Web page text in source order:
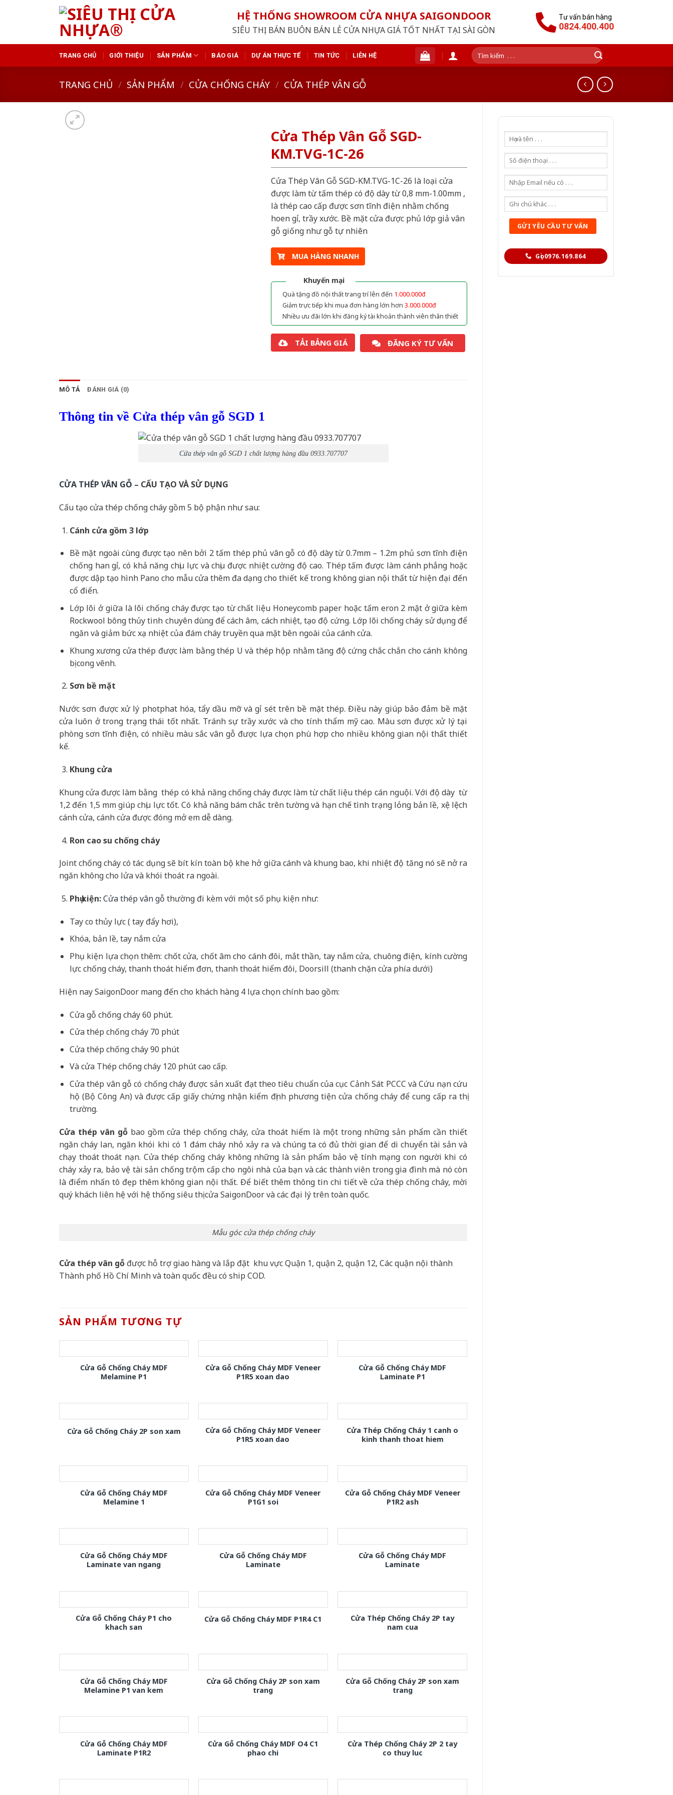
HỆ THỐNG SHOWROOM CỬA NHỰA SAIGONDOOR
SIÊU THỊ BÁN BUÔN BÁN LẺ CỬA NHỰA GIÁ TỐT NHẤT TẠI SÀI GÒN
Tư vấn bán hàng
0824.400.400
TRANG CHỦ GIỚI THIỆU SẢN PHẨM BÁO GIÁ DỰ ÁN THỰC TẾ TIN TỨC LIÊN HỆ
Tìm
kiếm:
TRANG CHỦ / SẢN PHẨM / CỬA CHỐNG CHÁY / CỬA THÉP VÂN GỖ
Gọi 0976.169.864
Cửa Thép Vân Gỗ SGD-
KM.TVG-1C-26
Cửa Thép Vân Gỗ SGD-KM.TVG-1C-26 là loại cửa
được làm từ tấm thép có độ dày từ 0,8 mm-1.00mm ,
là thép cao cấp được sơn tĩnh điện nhằm chống
hoen gỉ, trầy xước. Bề mặt cửa được phủ lớp giả vân
gỗ giống như gỗ tự nhiên
MUA HÀNG NHANH
Khuyến mại
Quà tặng đồ nội thất trang trí lên đến 1.000.000đ
Giảm trực tiếp khi mua đơn hàng lớn hơn 3.000.000đ
Nhiều ưu đãi lớn khi đăng ký tài khoản thành viên thân thiết
TẢI BẢNG GIÁ ĐĂNG KÝ TƯ VẤN
MÔ TẢ ĐÁNH GIÁ (0)
Thông tin về Cửa thép vân gỗ SGD 1
Cửa thép vân gỗSGD 1 chất lượng hàng đầu 0933.707707
CỬA THÉP VÂN GỖ – CẤU TẠO VÀ SỬ DỤNG
Cấu tạo cửa thép chống cháy gồm 5 bộ phận như sau:
Cánh cửa gồm 3 lớp
Bề mặt ngoài cùng được tạo nên bởi 2 tấm thép phủ vân gỗ có độ dày từ 0.7mm – 1.2m phủ sơn tĩnh điện
chống han gỉ, có khả năng chịu lực và chịu được nhiệt cường độ cao. Thép tấm được làm cánh phẳng hoặc
được dập tạo hình Pano cho mẫu cửa thêm đa dạng cho thiết kế trong không gian nội thất từ hiện đại đến
cổ điển.
Lớp lõi ở giữa là lõi chống cháy được tạo từ chất liệu Honeycomb paper hoặc tấm eron 2 mặt ở giữa kèm
Rockwool bông thủy tinh chuyên dùng để cách âm, cách nhiệt, tạo độ cứng. Lớp lõi chống cháy sử dụng để
ngăn và giảm bức xạ nhiệt của đám cháy truyền qua mặt bên ngoài của cánh cửa.
Khung xương cửa thép được làm bằng thép U và thép hộp nhằm tăng độ cứng chắc chắn cho cánh không
bị cong vênh.
Sơn bề mặt
Nước sơn được xử lý photphat hóa, tẩy dầu mỡ và gỉ sét trên bề mặt thép. Điều này giúp bảo đảm bề mặt
cửa luôn ở trong trạng thái tốt nhất. Tránh sự trầy xước và cho tính thẩm mỹ cao. Màu sơn được xử lý tại
phòng sơn tĩnh điện, có nhiều màu sắc vân gỗ được lựa chọn phù hợp cho nhiều không gian nội thất thiết
kế.
Khung cửa
Khung cửa được làm bằng thép có khả năng chống cháy được làm từ chất liệu thép cán nguội. Với độ dày từ
1,2 đến 1,5 mm giúp chịu lực tốt. Có khả năng bám chắc trên tường và hạn chế tình trạng lỏng bản lề, xệ lệch
cánh cửa, cánh cửa được đóng mở em dễ dàng.
Ron cao su chống cháy
Joint chống cháy có tác dụng sẽ bít kín toàn bộ khe hở giữa cánh và khung bao, khi nhiệt độ tăng nó sẽ nở ra
ngăn không cho lửa và khói thoát ra ngoài.
Phụ kiện:Cửa thép vân gỗ thường đi kèm với một số phụ kiện như:
Tay co thủy lực ( tay đẩy hơi),
Khóa, bản lề, tay nắm cửa
Phụ kiện lựa chọn thêm: chốt cửa, chốt âm cho cánh đôi, mắt thần, tay nắm cửa, chuông điện, kính cường
lực chống cháy, thanh thoát hiểm đơn, thanh thoát hiểm đôi, Doorsill (thanh chặn cửa phía dưới)
Hiện nay SaigonDoor mang đến cho khách hàng 4 lựa chọn chính bao gồm:
Cửa gỗ chống cháy 60 phút.
Cửa thép chống cháy 70 phút
Cửa thép chống cháy 90 phút
Và cửa Thép chống cháy 120 phút cao cấp.
Cửa thép vân gỗ có chống cháy được sản xuất đạt theo tiêu chuẩn của cục Cảnh Sát PCCC và Cứu nạn cứu
hộ (Bộ Công An) và được cấp giấy chứng nhận kiểm định phương tiện cửa chống cháy để cung cấp ra thị
trường.
Cửa thép vân gỗbao gồm cửa thép chống cháy, cửa thoát hiểm là một trong những sản phẩm cần thiết
ngăn cháy lan, ngăn khói khi có 1 đám cháy nhỏ xảy ra và chúng ta có đủ thời gian để di chuyển tài sản và
chạy thoát thoát nạn. Cửa thép chống cháy không những là sản phẩm bảo vệ tính mạng con người khi có
cháy xảy ra, bảo vệ tài sản chống trộm cấp cho ngôi nhà của bạn và các thành viên trong gia đình mà nó còn
là điểm nhấn tô đẹp thêm không gian nội thất. Để biết thêm thông tin chi tiết về cửa thép chống cháy, mời
quý khách liên hệ với hệ thống siêu thị cửa SaigonDoor và các đại lý trên toàn quốc.
Mẫu góc cửa thép chống cháy
Cửa thép vân gỗ được hỗ trợ giao hàng và lắp đặt khu vực Quận 1, quận 2, quận 12, Các quận nội thành
Thành phố Hồ Chí Minh và toàn quốc đều có ship COD.
SẢN PHẨM TƯƠNG TỰ
Cửa Gỗ Chống Cháy MDF
Melamine P1
Cửa Gỗ Chống Cháy MDF Veneer
P1R5 xoan dao
Cửa Gỗ Chống Cháy MDF
Laminate P1
Cửa Gỗ Chống Cháy 2P son xam
Cửa Gỗ Chống Cháy MDF Veneer
P1R5 xoan dao
Cửa Thép Chống Cháy 1 canh o
kinh thanh thoat hiem
Cửa Gỗ Chống Cháy MDF
Melamine 1
Cửa Gỗ Chống Cháy MDF Veneer
P1G1 soi
Cửa Gỗ Chống Cháy MDF Veneer
P1R2 ash
Cửa Gỗ Chống Cháy MDF
Laminate van ngang
Cửa Gỗ Chống Cháy MDF
Laminate
Cửa Gỗ Chống Cháy MDF
Laminate
Cửa Gỗ Chống Cháy P1 cho
khach san
Cửa Gỗ Chống Cháy MDF P1R4 C1
Cửa Thép Chống Cháy 2P tay
nam cua
Cửa Gỗ Chống Cháy MDF
Melamine P1 van kem
Cửa Gỗ Chống Cháy 2P son xam
trang
Cửa Gỗ Chống Cháy 2P son xam
trang
Cửa Gỗ Chống Cháy MDF
Laminate P1R2
Cửa Gỗ Chống Cháy MDF O4 C1
phao chi
Cửa Thép Chống Cháy 2P 2 tay
co thuy luc